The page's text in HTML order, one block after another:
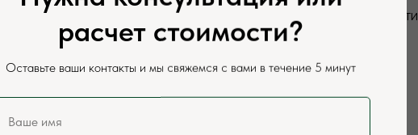
и у нашего менеджера, цены могут отличаться в зависимости
расчет стоимости?
Оставьте ваши контакты и мы свяжемся с вами в течение 5 минут